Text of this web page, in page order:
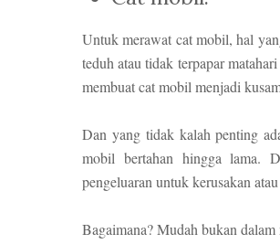
Untuk merawat cat mobil, hal
teduh atau tidak terpapar
membuat cat mobil menjadi
Dan yang tidak kalah penting
mobil bertahan hingga lama.
pengeluaran untuk kerusakan
Bagaimana? Mudah bukan